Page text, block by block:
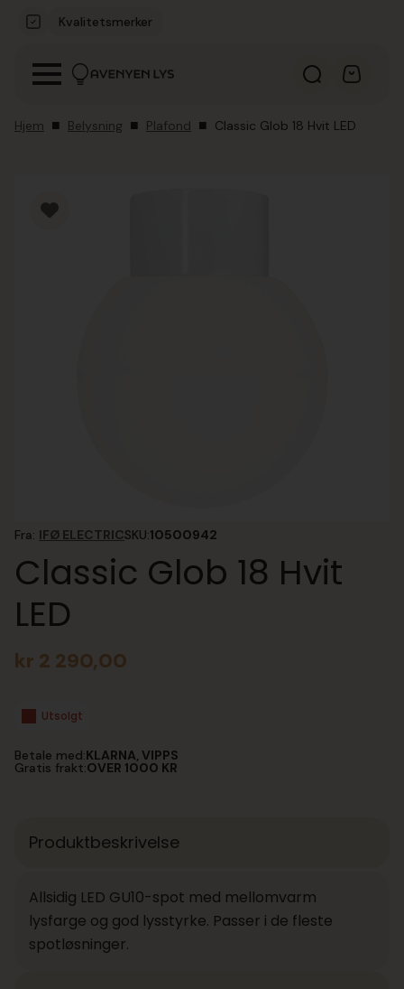
Kvalitetsmerker
Hjem Belysning Plafond Classic Glob 18 Hvit LED
Fra: IFØ ELECTRICSKU:10500942
Classic Glob 18 Hvit
LED
kr 2 290,00
Utsolgt
Betale med:KLARNA, VIPPS
Gratis frakt:OVER 1000 KR
Produktbeskrivelse
Allsidig LED GU10-spot med mellomvarm
lysfarge og god lysstyrke. Passer i de fleste
spotløsninger.